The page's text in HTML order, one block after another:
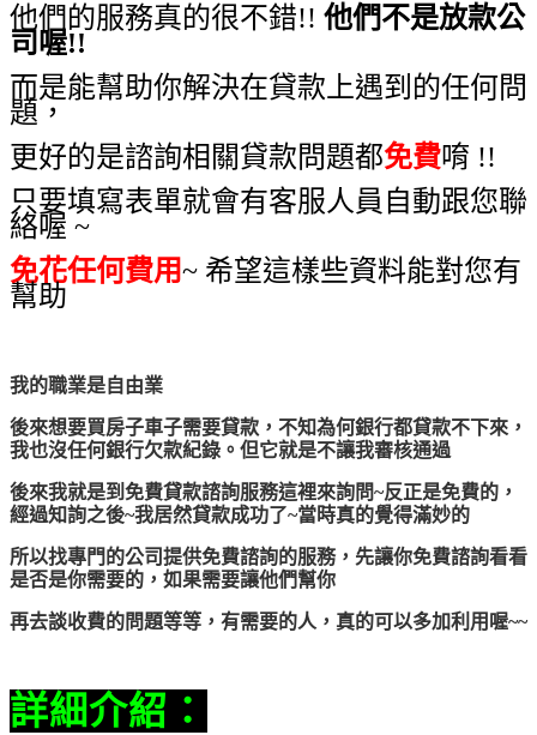
他們的服務真的很不錯!! 他們不是放款公
司喔!!
而是能幫助你解決在貸款上遇到的任何問
題，
更好的是諮詢相關貸款問題都免費唷 !!
只要填寫表單就會有客服人員自動跟您聯
絡喔 ~
免花任何費用~ 希望這樣些資料能對您有
幫助
我的職業是自由業
後來想要買房子車子需要貸款，不知為何銀行都貸款不下來，
我也沒任何銀行欠款紀錄。但它就是不讓我審核通過
後來我就是到免費貸款諮詢服務這裡來詢問~反正是免費的，
經過知詢之後~我居然貸款成功了~當時真的覺得滿妙的
所以找專門的公司提供免費諮詢的服務，先讓你免費諮詢看看
是否是你需要的，如果需要讓他們幫你
再去談收費的問題等等，有需要的人，真的可以多加利用喔~~
詳細介紹：